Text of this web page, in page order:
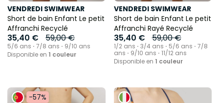
VENDREDI SWIMWEAR
Short de bain Enfant Le petit
Affranchi Recyclé
35,40 € 59,00 €
5/6 ans ⋅ 7/8 ans ⋅ 9/10 ans
Disponible en 1 couleur
VENDREDI SWIMWEAR
Short de bain Enfant Le petit
Affranchi Rayé Recyclé
35,40 € 59,00 €
1/2 ans ⋅ 3/4 ans ⋅ 5/6 ans ⋅ 7/8
ans ⋅ 9/10 ans ⋅ 11/12 ans
Disponible en 1 couleur
-57%